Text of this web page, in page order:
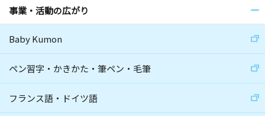
事業・活動の広がり
Baby Kumon
ペン習字・かきかた・筆ペン・毛筆
フランス語・ドイツ語